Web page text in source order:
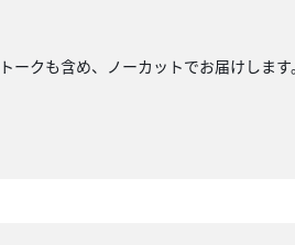
クも含め、ノーカットでお届けします